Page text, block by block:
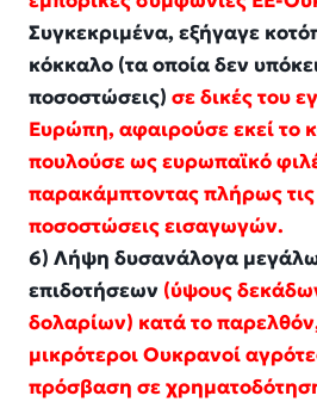
Συγκεκριμένα, εξήγαγε
κόκκαλο (τα οποία δεν
ποσοστώσεις) σε δικές του
Ευρώπη, αφαιρούσε εκεί το
πουλούσε ως ευρωπαϊκό
παρακάμπτοντας πλήρως
ποσοστώσεις εισαγωγών.
6) Λήψη δυσανάλογα
επιδοτήσεων (ύψους
δολαρίων) κατά το
μικρότεροι Ουκρανοί
πρόσβαση σε